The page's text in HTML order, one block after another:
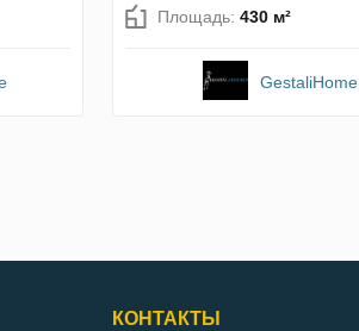
Площадь: 430 м²
GestaliHome
КОНТАКТЫ